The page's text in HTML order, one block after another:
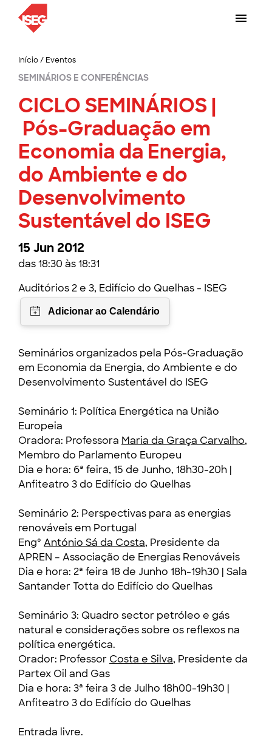
Início/ Eventos
SEMINÁRIOS E CONFERÊNCIAS
CICLO SEMINÁRIOS |
Pós-Graduação em
Economia da Energia,
do Ambiente e do
Desenvolvimento
Sustentável do ISEG
15 Jun 2012
das 18:30 às 18:31
Auditórios 2 e 3, Edifício do Quelhas - ISEG
Seminários organizados pela Pós-Graduação
em Economia da Energia, do Ambiente e do
Desenvolvimento Sustentável do ISEG
Seminário 1: Política Energética na União
Europeia
Oradora: Professora Maria da Graça Carvalho,
Membro do Parlamento Europeu
Dia e hora: 6ª feira, 15 de Junho, 18h30-20h |
Anfiteatro 3 do Edifício do Quelhas
Seminário 2: Perspectivas para as energias
renováveis em Portugal
Engº António Sá da Costa, Presidente da
APREN – Associação de Energias Renováveis
Dia e hora: 2ª feira 18 de Junho 18h-19h30 | Sala
Santander Totta do Edifício do Quelhas
Seminário 3: Quadro sector petróleo e gás
natural e considerações sobre os reflexos na
política energética.
Orador: Professor Costa e Silva, Presidente da
Partex Oil and Gas
Dia e hora: 3ª feira 3 de Julho 18h00-19h30 |
Anfiteatro 3 do Edifício do Quelhas
Entrada livre.